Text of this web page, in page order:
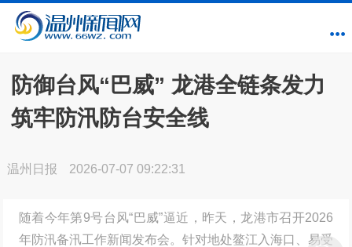
防御台风“巴威” 龙港全链条发力
筑牢防汛防台安全线
温州日报 2026-07-07 09:22:31
随着今年第9号台风“巴威”逼近，昨天，龙港市召开2026
年防汛备汛工作新闻发布会。针对地处鳌江入海口、易受